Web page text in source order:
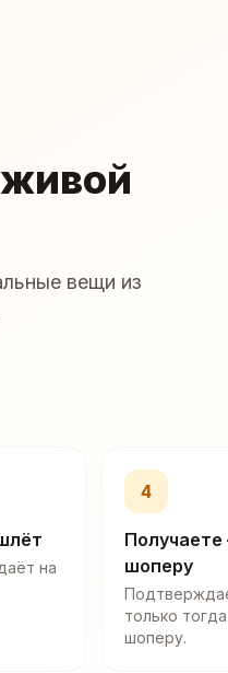
вещи из
на
4
шоперу
только
шоперу.